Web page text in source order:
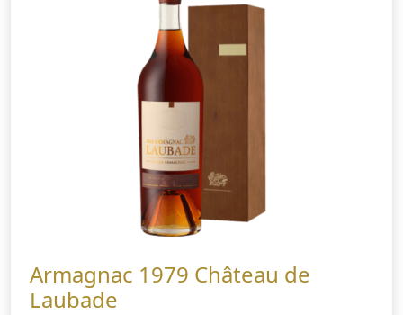
Armagnac 1979 Château de
Laubade